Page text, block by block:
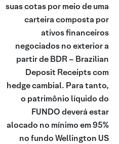
suas cotas por meio de uma
carteira composta por
ativos financeiros
negociados no exterior a
partir de BDR – Brazilian
Deposit Receipts com
hedge cambial. Para tanto,
o patrimônio líquido do
FUNDO deverá estar
alocado no mínimo em 95%
no fundo Wellington US